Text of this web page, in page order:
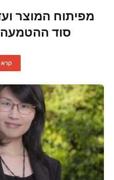
מפיתוח המוצר
סוד ההטמעה
קרא